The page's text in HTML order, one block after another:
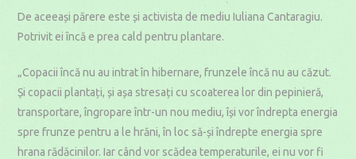
De aceeași părere este și activista de mediu Iuliana Cantaragiu.
Potrivit ei încă e prea cald pentru plantare.
„Copacii încă nu au intrat în hibernare, frunzele încă nu au căzut.
Și copacii plantați, și așa stresați cu scoaterea lor din pepinieră,
transportare, îngropare într-un nou mediu, își vor îndrepta energia
spre frunze pentru a le hrăni, în loc să-și îndrepte energia spre
hrana rădăcinilor. Iar când vor scădea temperaturile, ei nu vor fi